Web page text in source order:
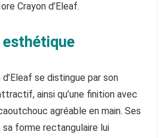
Crayon d’Eleaf.
esthétique
se distingue par son
ainsi qu’une finition avec
agréable en main. Ses
sa forme rectangulaire lui